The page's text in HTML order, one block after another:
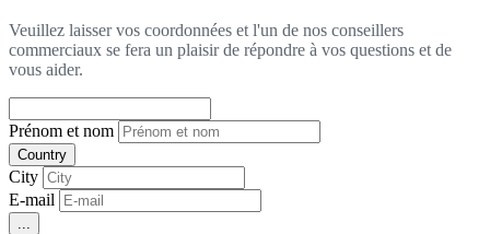
Veuillez laisser vos coordonnées et l'un de nos conseillers
commerciaux se fera un plaisir de répondre à vos questions et de
vous aider.
Prénom et nom
Country
City
E-mail